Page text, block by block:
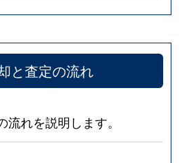
と査定の流れ
れを説明します。